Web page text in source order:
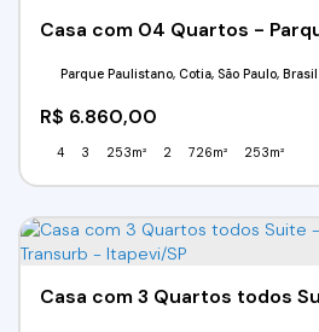
R$ 6.860,00
Parque Paulistano, Cotia, São Paulo, Brasil
4 3 253m² 2 726m² 253m²